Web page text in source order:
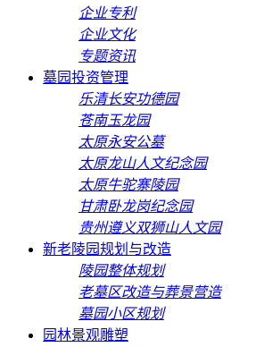
企业专利
企业文化
专题资讯
墓园投资管理
乐清长安功德园
苍南玉龙园
太原永安公墓
太原龙山人文纪念园
太原牛驼寨陵园
甘肃卧龙岗纪念园
贵州遵义双狮山人文园
新老陵园规划与改造
陵园整体规划
老墓区改造与葬景营造
墓园小区规划
园林景观雕塑